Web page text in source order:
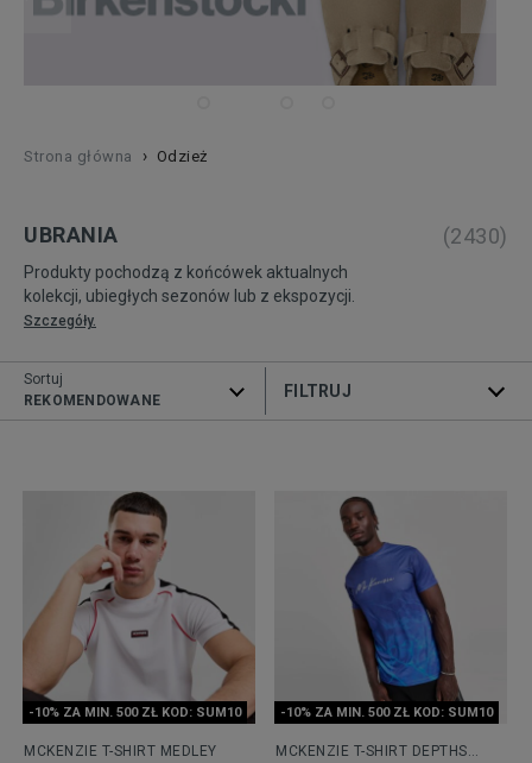
Strona główna › Odzież
UBRANIA
Produkty pochodzą z końcówek aktualnych
kolekcji, ubiegłych sezonów lub z ekspozycji.
Szczegóły.
(2430)
ROZWIŃ FILTRY
Sortuj
REKOMENDOWANE
-10% ZA MIN. 500 ZŁ KOD: SUM10
MCKENZIE T-SHIRT MEDLEY
-10% ZA MIN. 500 ZŁ KOD: SUM10
MCKENZIE T-SHIRT DEPTHS